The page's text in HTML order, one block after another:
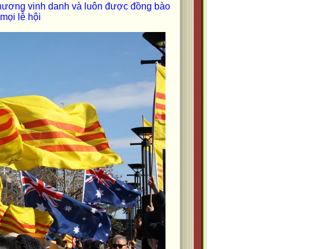
vinh danh và luôn được đồng bào
lễ hội